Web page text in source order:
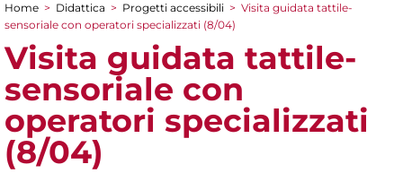
Tu sei qui
Home > Didattica > Progetti accessibili > Visita guidata tattile-
sensoriale con operatori specializzati (8/04)
Visita guidata tattile-
sensoriale con
operatori specializzati
(8/04)